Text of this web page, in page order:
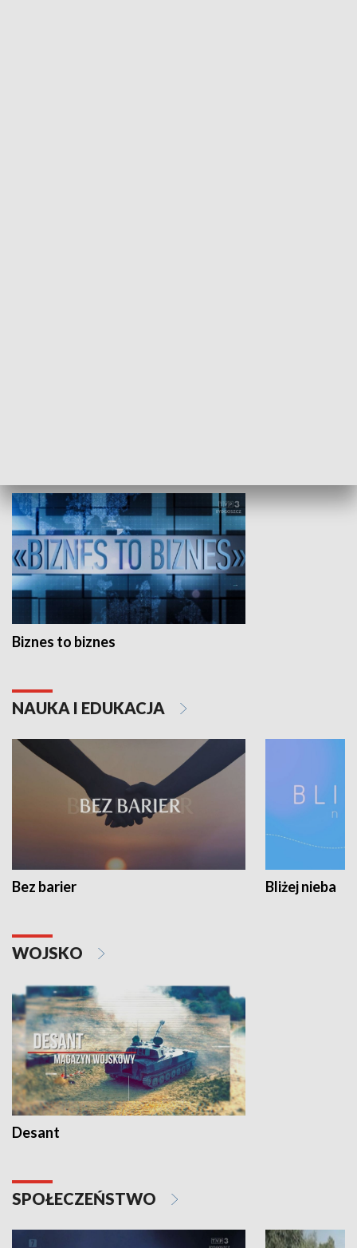
Biznes to biznes
NAUKA I EDUKACJA
Bez barier Bliżej nieba
WOJSKO
Desant
SPOŁECZEŃSTWO